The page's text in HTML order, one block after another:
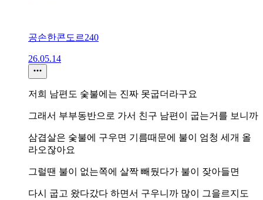
공손한콘도르240
26.05.14
저희 남편도 숯불에는 진짜 못굽더라구요
그래서 부부동반으로 가서 친구 남편이 굽는거를 보니까
삼겹살은 숯불에 구우면 기름때문에 불이 엄청 세개 올
라오잖아요
그럴땐 불이 없는쪽에 살짝 빼뒀다가 불이 잦아들면
다시 굽고 왔다갔다 하면서 구우니까 많이 그을르지도